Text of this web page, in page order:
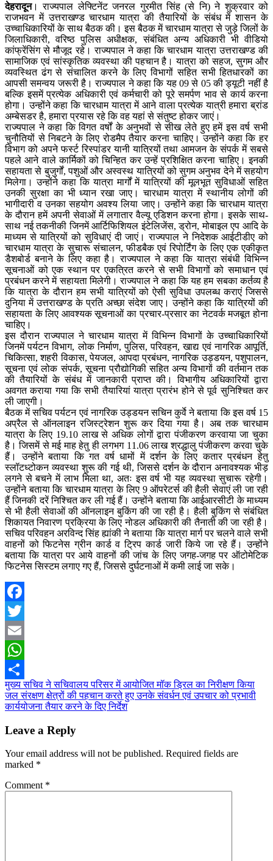
देहरादून। राज्यपाल लेफ्टिनेंट जनरल गुरमीत सिंह (से नि) ने शुक्रवार को
राजभवन में उत्तराखण्ड चारधाम यात्रा की तैयारियों के संबंध में शासन के
उच्चाधिकारियों के साथ बैठक की। इस बैठक में चारधाम यात्रा से जुड़े जिलों के
जिलाधिकारी, वरिष्ठ पुलिस अधीक्षक, संबंधित अन्य अधिकारी भी वीडियो
कांफ्रेंसिंग से मौजूद रहे। राज्यपाल ने कहा कि चारधाम यात्रा उत्तराखण्ड की
सामाजिक एवं सांस्कृतिक व्यवस्था की पहचान है। यात्रा को सहज, सुगम और
व्यवस्थित ढंग से संचालित करने के लिए विभागों सहित सभी हितधारकों का
आपसी समन्वय जरूरी है। राज्यपाल ने कहा कि यह 09 से 05 की ड्यूटी नहीं है
बल्कि इसमें प्रत्येक अधिकारी एवं कर्मचारी को पूरे समर्पण भाव से कार्य करना
होगा। उन्होंने कहा कि चारधाम यात्रा में आने वाला प्रत्येक यात्री हमारा ब्रांड
अम्बेसडर है, हमारा प्रयास रहे कि वह यहां से संतुष्ट होकर जाएं।
राज्यपाल ने कहा कि विगत वर्षों के अनुभवों से सीख लेते हुए हमें इस वर्ष सभी
चुनौतियों से निबटने के लिए रोडमैप तैयार करना चाहिए। उन्होंने कहा कि हर
विभाग को अपने फर्स्ट रिस्पांडर यानी यात्रियों तथा आमजन के संपर्क में सबसे
पहले आने वाले कार्मिकों को चिन्हित कर उन्हें प्रशिक्षित करना चाहिए। इनकी
सहायता से बुजुर्गों, पशुओं और अस्वस्थ यात्रियों को सुगम अनुभव देने में सहयोग
मिलेगा। उन्होंने कहा कि यात्रा मार्गों में यात्रियों की मूलभूत सुविधाओं सहित
उनकी सुरक्षा का भी ध्यान रखा जाए। चारधाम यात्रा में स्थानीय लोगों की
भागीदारी व उनका सहयोग अवश्य लिया जाए। उन्होंने कहा कि चारधाम यात्रा
के दौरान हमें अपनी सेवाओं में लगातार वैल्यू एडिशन करना होगा। इसके साथ-
साथ नई तकनीकी जिनमें आर्टिफिशियल इंटेलिजेंस, ड्रोन, मोबाइल एप आदि के
माध्यम से यात्रियों को सुविधाएं दी जाएं। राज्यपाल ने निदेशक आईटीडीए को
चारधाम यात्रा के सुचारू संचालन, फीडबैक एवं रिपोर्टिंग के लिए एक एकीकृत
डैशबोर्ड बनाने के लिए कहा है। राज्यपाल ने कहा कि यात्रा संबंधी विभिन्न
सूचनाओं को एक स्थान पर एकत्रित करने से सभी विभागों को समाधान एवं
प्रबंधन करने में सहायता मिलेगी। राज्यपाल ने कहा कि यह हम सबका कर्तव्य है
कि यात्रा के दौरान हम सभी यात्रियों को ऐसी सुविधा उपलब्ध कराएं जिससे
दुनिया में उत्तराखण्ड के प्रति अच्छा संदेश जाए। उन्होंने कहा कि यात्रियों की
सहायता के लिए आवश्यक सूचनाओं का प्रचार-प्रसार का नेटवर्क मजबूत होना
चाहिए।
इस दौरान राज्यपाल ने चारधाम यात्रा में विभिन्न विभागों के उच्चाधिकारियों
जिनमें पर्यटन विभाग, लोक निर्माण, पुलिस, परिवहन, खाद्य एवं नागरिक आपूर्ति,
चिकित्सा, शहरी विकास, पेयजल, आपदा प्रबंधन, नागरिक उड्डयन, पशुपालन,
सूचना एवं लोक संपर्क, सूचना प्रौद्योगिकी सहित अन्य विभागों की वर्तमान तक
की तैयारियों के संबंध में जानकारी प्राप्त की। विभागीय अधिकारियों द्वारा
अवगत कराया गया कि सभी तैयारियां यात्रा प्रारंभ होने से पूर्व सुनिश्चित कर
ली जाएगी।
बैठक में सचिव पर्यटन एवं नागरिक उड्डयन सचिन कुर्वे ने बताया कि इस वर्ष 15
अप्रैल से ऑनलाइन रजिस्ट्रेशन शुरू कर दिया गया है। अब तक चारधाम
यात्रा के लिए 19.10 लाख से अधिक लोगों द्वारा पंजीकरण करवाया जा चुका
है। जिसमें से मई माह हेतु ही लगभग 11.06 लाख श्रद्धालु पंजीकरण करवा चुके
हैं। उन्होंने बताया कि गत वर्ष धामों में दर्शन के लिए कतार प्रबंधन हेतु
स्लॉटध्टोकन व्यवस्था शुरू की गई थी, जिससे दर्शन के दौरान अनावश्यक भीड़
लगने से बचने में लाभ मिला था, अतः इस वर्ष भी यह व्यवस्था सुचारू रहेगी।
उन्होंने बताया कि चारधाम यात्रा के लिए 9 ऑपरेटर्स की हैली सेवाएं ली जा रही
हैं जिनकी दरें निश्चित कर ली गई हैं। उन्होंने बताया कि आईआरसीटी के माध्यम
से भी हैली सेवाओं की ऑनलाइन बुकिंग की जा रही है। हैली बुकिंग से संबंधित
शिकायत निवारण प्रक्रिया के लिए नोडल अधिकारी की तैनाती की जा रही है।
सचिव परिवहन अरविन्द सिंह ह्यांकी ने बताया कि यात्रा मार्ग पर चलने वाले सभी
वाहनों को फिटनेस ग्रीन कार्ड व ट्रिप कार्ड जारी किये जा रहे हैं। उन्होंने
बताया कि यात्रा पर आये वाहनों की जांच के लिए जगह-जगह पर ऑटोमेटिक
फिटनेस सिस्टम लगाए गए हैं, जिससे दुर्घटनाओं में कमी लाई जा सके।
Facebook
Twitter
Email
WhatsApp
Share
Post
navigation
मुख्य सचिव ने सचिवालय परिसर में आयोजित मॉक ड्रिल का निरीक्षण किया
जल संरक्षण क्षेत्रों की पहचान करते हुए उनके संवर्धन एवं उपचार को प्रभावी
कार्ययोजना तैयार करने के दिए निर्देश
Leave a Reply
Your email address will not be published. Required fields are
marked *
Comment *